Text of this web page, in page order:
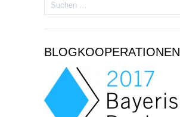
nach:
BLOGKOOPERATIONEN